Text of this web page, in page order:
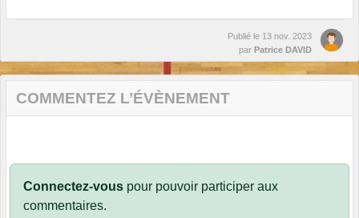
Publié le 13 nov. 2023
par Patrice DAVID
COMMENTEZ L’ÉVÈNEMENT
Connectez-vous pour pouvoir participer aux
commentaires.